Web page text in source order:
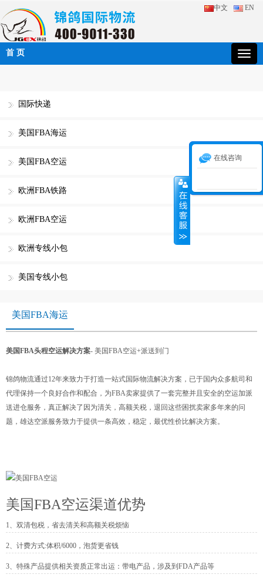
首 页
中文 EN
国际快递
美国FBA海运
美国FBA空运
欧洲FBA铁路
欧洲FBA空运
欧洲专线小包
美国专线小包
美国FBA海运
美国FBA头程空运解决方案- 美国FBA空运+派送到门
锦鸽物流通过12年来致力于打造一站式国际物流解决方案，已于国内众多航司和
代理保持一个良好合作和配合，为FBA卖家提供了一套完整并且安全的空运加派
送进仓服务，真正解决了因为清关，高额关税，退回这些困扰卖家多年来的问
题，雄达空派服务致力于提供一条高效，稳定，最优性价比解决方案。
美国FBA空运渠道优势
1、双清包税，省去清关和高额关税烦恼
2、计费方式:体积/6000，泡货更省钱
3、特殊产品提供相关资质正常出运：带电产品，涉及到FDA产品等
在线咨询